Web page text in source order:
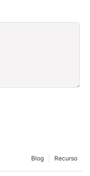
Recurso
Blog